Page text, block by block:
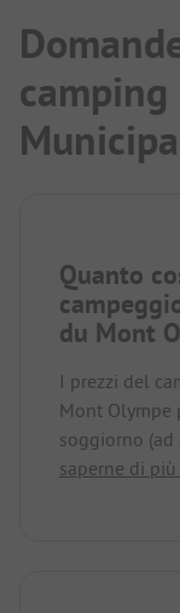
camping
Quanto
du Mont
I prezzi del
Mont Olympe
soggiorno (ad
saperne di